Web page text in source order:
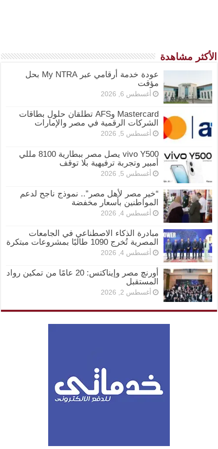
الأكثر مشاهدة
عودة خدمة أرقامي عبر My NTRA بحل
مؤقت
أغسطس 6, 2026
Mastercard وAFS تطلقان حلول بطاقات
الشركات الرقمية في مصر والإمارات
أغسطس 5, 2026
vivo Y500 يصل مصر ببطارية 8100 مللي
أمبير وتجربة ترفيهية بلا توقف
أغسطس 5, 2026
“خير مصر لأهل مصر”.. نموذج ناجح لدعم
المواطنين بأسعار مخفضة
أغسطس 4, 2026
مبادرة الذكاء الاصطناعي في الجامعات
المصرية تُخرج 1090 طالبًا بمشروعات مبتكرة
أغسطس 4, 2026
أورنچ مصر وإيناكتس: 20 عامًا من تمكين رواد
المستقبل
أغسطس 2, 2026